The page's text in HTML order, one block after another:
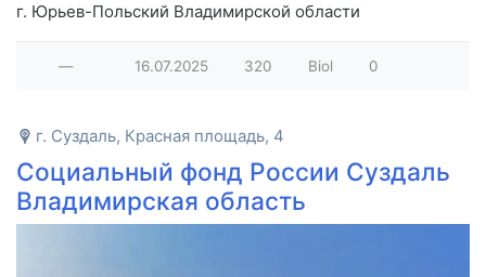
г. Юрьев-Польский Владимирской области
— 16.07.2025 320 Biol 0
г. Суздаль, Красная площадь, 4
Социальный фонд России Суздаль
Владимирская область